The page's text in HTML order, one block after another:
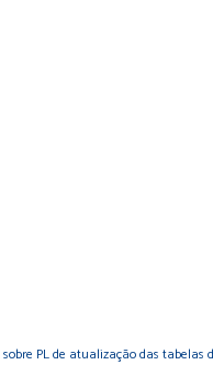
PL de atualização das tabelas